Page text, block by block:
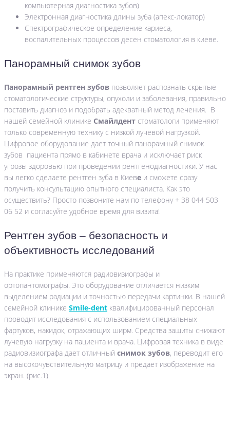
компьютерная диагностика зубов)
Электронная диагностика длины зуба (апекс-локатор)
Спектрографическое определение кариеса,
воспалительных процессов десен стоматология в киеве.
Панорамный снимок зубов
Панорамный рентген зубов позволяет распознать скрытые
стоматологические структуры, опухоли и заболевания, правильно
поставить диагноз и подобрать адекватный метод лечения. В
нашей семейной клинике Смайлдент стоматологи применяют
только современную технику с низкой лучевой нагрузкой.
Цифровое оборудование дает точный панорамный снимок
зубов пациента прямо в кабинете врача и исключает риск
угрозы здоровью при проведении рентгенодиагностики. У нас
вы легко сделаете рентген зуба в Киеве и сможете сразу
получить консультацию опытного специалиста. Как это
осуществить? Просто позвоните нам по телефону + 38 044 503
06 52 и согласуйте удобное время для визита!
Рентген зубов – безопасность и
объективность исследований
На практике применяются радиовизиографы и
ортопантомографы. Это оборудование отличается низким
выделением радиации и точностью передачи картинки. В нашей
семейной клинике Smile-dent квалифицированный персонал
проводит исследования с использованием специальных
фартуков, накидок, отражающих ширм. Средства защиты снижают
лучевую нагрузку на пациента и врача. Цифровая техника в виде
радиовизиографа дает отличный снимок зубов, переводит его
на высокочувствительную матрицу и предает изображение на
экран. (рис.1)